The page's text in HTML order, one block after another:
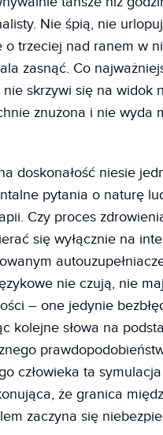
Nie śpią, nie
o trzeciej nad ranem w
zasnąć. Co
skrzywi się na widok
znużona i nie wyda
doskonałość niesie
pytania o naturę
Czy proces
się wyłącznie na
nie czują, nie
– one jedynie
kolejne słowa na
człowieka ta
że granica
zaczyna się